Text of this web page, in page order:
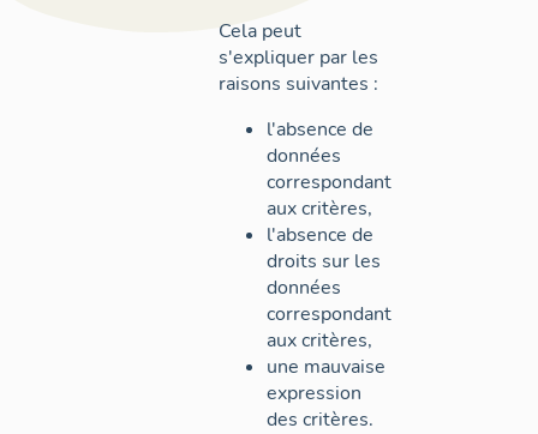
Cela peut
s'expliquer par les
raisons suivantes :
l'absence de
données
correspondant
aux critères,
l'absence de
droits sur les
données
correspondant
aux critères,
une mauvaise
expression
des critères.